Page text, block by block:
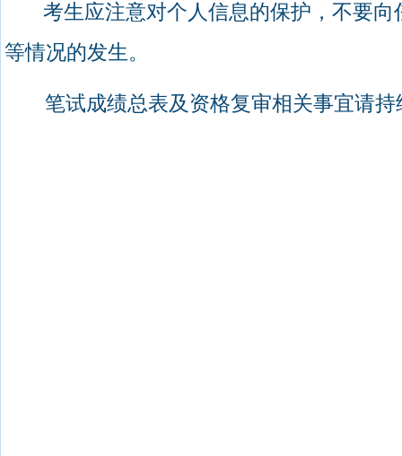
考生应注意对个人信息的保护，不要
等情况的发生。
笔试成绩总表及资格复审相关事宜请